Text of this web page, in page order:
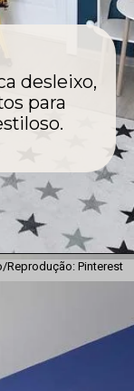
desleixo,
para
Reprodução: Pinterest